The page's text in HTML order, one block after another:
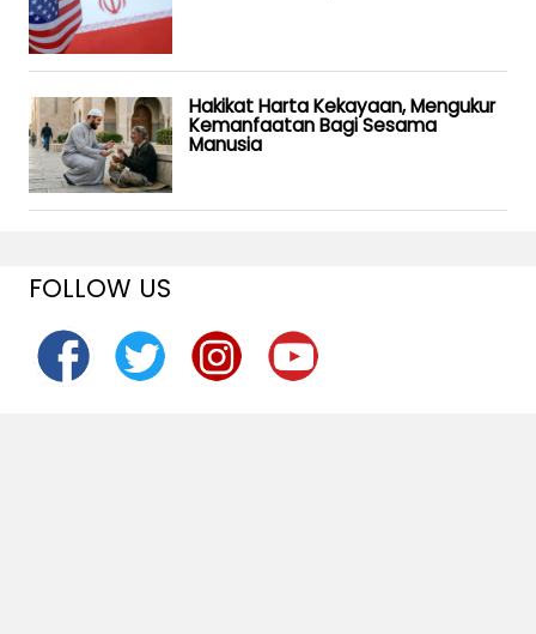
Hakikat Harta Kekayaan, Mengukur
Kemanfaatan Bagi Sesama
Manusia
FOLLOW US